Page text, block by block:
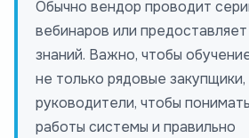
Обычно вендор проводит
вебинаров или предоставляет
знаний. Важно, чтобы
не только рядовые закупщики,
руководители, чтобы
работы системы и правильно